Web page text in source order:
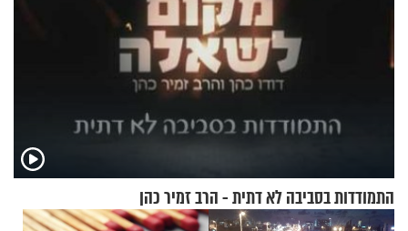
התמודדות בסביבה לא דתית - הרב זמיר כהן